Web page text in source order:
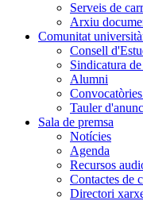
Serveis de
Arxiu
Comunitat
Consell
Sindicatura
Alumni
Tauler
Sala de premsa
Notícies
Agenda
Recursos
Contactes de
Directori